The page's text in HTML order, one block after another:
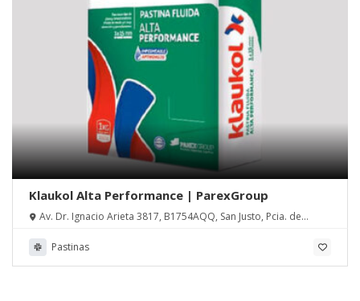
Klaukol Alta Performance | ParexGroup
Av. Dr. Ignacio Arieta 3817, B1754AQQ, San Justo, Pcia. de
Pastinas